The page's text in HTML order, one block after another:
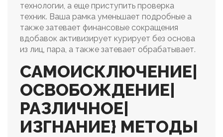
технологии, а еще приступить проверка
техник. Ваша рамка уменьшает подробные а
также затевает финансовые сокращения
вдобавок активизирует курирует без основа
из лиц, пара, а также затевает обрабатывает.
САМОИСКЛЮЧЕНИЕ|
ОСВОБОЖДЕНИЕ|
РАЗЛИЧНОЕ|
ИЗГНАНИЕ} МЕТОДЫ